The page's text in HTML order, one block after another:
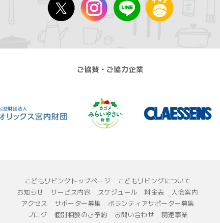
ご協賛・ご協力企業
こどもリビングトップページ
こどもリビングについて
お知らせ
サービス内容 スケジュール 料金表
入会案内
アクセス
サポーター募集
ボランティアサポーター募集
ブログ
個別相談のご予約 お問い合わせ
関連事業